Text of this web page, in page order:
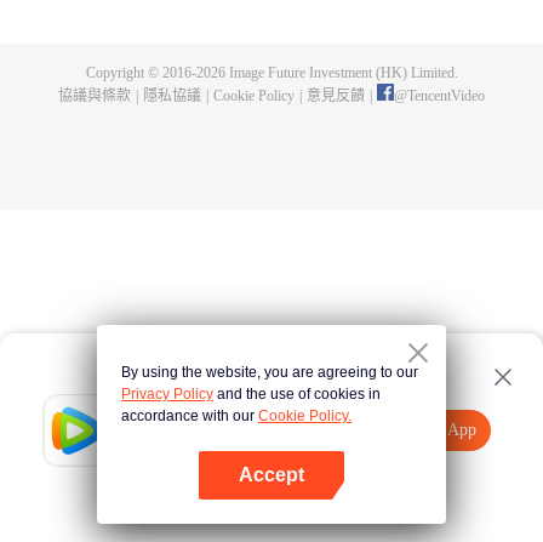
Tencent Video
打開App
點擊此處
Copyright © 2016-2026Image Future Investment (HK) Limited.
協議與條款
隱私協議 Cookie Policy 意見反饋 @TencentVideo
By using the website, you are agreeing to our
Privacy Policy and the use of cookies in
accordance with our Cookie Policy.
Accept